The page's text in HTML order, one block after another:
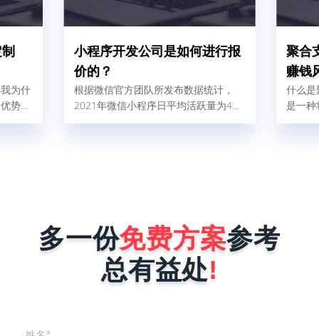
为什
势：
一个
小程序开发公司是如何进行报
价的？
根据微信官方团队所发布数据统计，
2021年微信小程序日平均活跃量为4、
5亿人，这比2020年增加了32%，由此
进行报价时，完全是按照企业小程序需
求来决定，具体报价影响因素有以下这
几点。1、小程序的功能确定不同行
聚合
赚钱
什么
是一
的支
多一份免费方案参考
总有益处!